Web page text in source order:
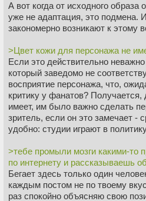
А вот когда от исходного образа
уже не адаптация, это подмена.
закономерно возникают к этому
>Цвет кожи для персонажа не
Если это действительно
который заведомо не
восприятие персонажа, что,
критику у фанатов? Получается,
имеет, им было важно сделать
зритель, если он это замечает -
удобно: студии играют в
>тебе промыли мозги какими-то
по интернету и рассказываешь
Бегает здесь только один
каждым постом не по твоему
раз спокойно объясняю свою